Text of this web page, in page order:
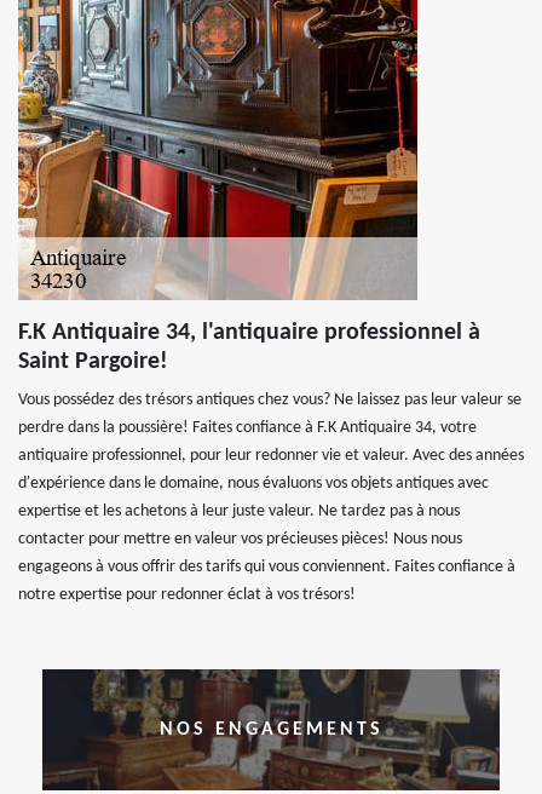
F.K Antiquaire 34, l'antiquaire professionnel à
Saint Pargoire!
Vous possédez des trésors antiques chez vous? Ne laissez pas leur valeur se
perdre dans la poussière! Faites confiance à F.K Antiquaire 34, votre
antiquaire professionnel, pour leur redonner vie et valeur. Avec des années
d'expérience dans le domaine, nous évaluons vos objets antiques avec
expertise et les achetons à leur juste valeur. Ne tardez pas à nous
contacter pour mettre en valeur vos précieuses pièces! Nous nous
engageons à vous offrir des tarifs qui vous conviennent. Faites confiance à
notre expertise pour redonner éclat à vos trésors!
NOS ENGAGEMENTS